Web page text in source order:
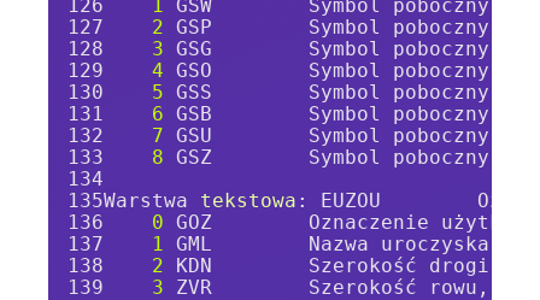
1 GSW        Symbol poboczny
2 GSP        Symbol poboczny
3 GSG        Symbol poboczny
4 GSO        Symbol poboczny
5 GSS        Symbol poboczny
6 GSB        Symbol poboczny
7 GSU        Symbol poboczny
8 GSZ        Symbol poboczny
Warstwa tekstowa : EUZOU
0 GOZ        Oznaczenie użytku
1 GML        Nazwa uroczyska
2 KDN        Szerokość drogi,
3 ZVR        Szerokość rowu,